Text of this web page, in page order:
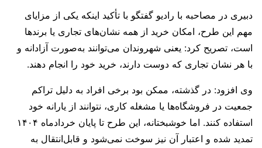
دبیری در مصاحبه با رادیو گفتگو با تأکید اینکه یکی از مزایای
مهم این طرح، امکان خرید از همه نشان‌های تجاری یا برندها
است، تصریح کرد: یعنی شهروندان می‌توانند به‌صورت آزادانه و
با هر نشان تجاری که دوست دارند، خرید خود را انجام دهند.
وی افزود: در گذشته، ممکن بود برخی افراد به دلیل تراکم
جمعیت در فروشگاه‌ها یا مشغله کاری، نتوانند از یارانه خود
استفاده کنند. اما خوشبختانه، این طرح تا پایان خردادماه ۱۴۰۴
تمدید شده و اعتبار آن نیز سوخت نمی‌شود و قابل‌انتقال به